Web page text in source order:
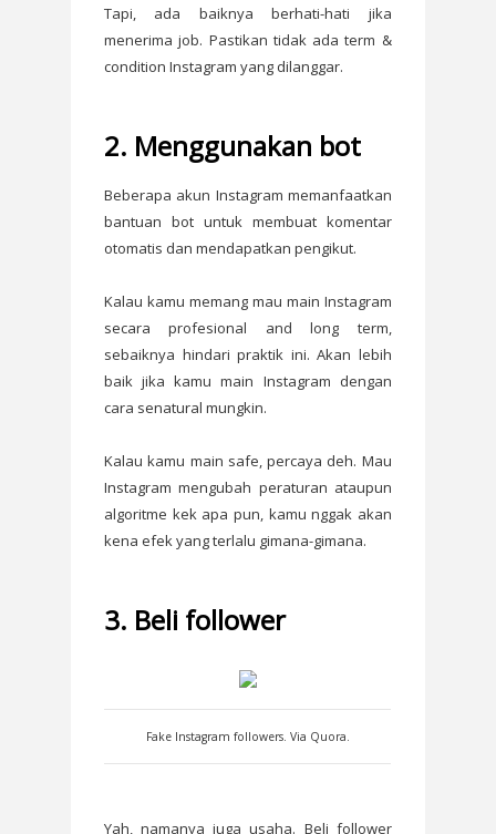
Tapi, ada baiknya berhati-hati jika
menerima job. Pastikan tidak ada term &
condition Instagram yang dilanggar.
2. Menggunakan bot
Beberapa akun Instagram memanfaatkan
bantuan bot untuk membuat komentar
otomatis dan mendapatkan pengikut.
Kalau kamu memang mau main Instagram
secara profesional and long term,
sebaiknya hindari praktik ini. Akan lebih
baik jika kamu main Instagram dengan
cara senatural mungkin.
Kalau kamu main safe, percaya deh. Mau
Instagram mengubah peraturan ataupun
algoritme kek apa pun, kamu nggak akan
kena efek yang terlalu gimana-gimana.
3. Beli follower
Fake Instagram followers. Via Quora.
Yah, namanya juga usaha. Beli follower